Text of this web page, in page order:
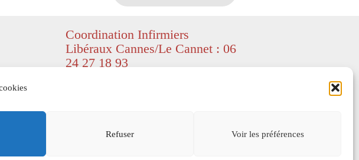
Refuser Voir les préférences
Coordination Infirmiers
Libéraux Cannes/Le Cannet : 06
24 27 18 93
Mentions légales